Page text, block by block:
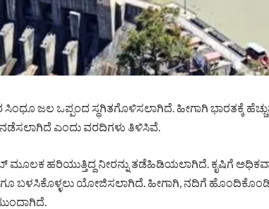
ಜಲ ಒಪ್ಪಂದ ಸ್ಥಗಿತಗೊಳಿಸಲಾಗಿದೆ. ಹೀಗಾಗಿ ಭಾರತಕ್ಕೆ
ಎಂದು ವರದಿಗಳು ತಿಳಿಸಿವೆ.
ಹರಿಯುತ್ತಿದ್ದ ನೀರನ್ನು ತಡೆಹಿಡಿಯಲಾಗಿದೆ. ಕೃಷಿಗೆ
ಬಳಸಿಕೊಳ್ಳಲು ಯೋಜಿಸಲಾಗಿದೆ. ಹೀಗಾಗಿ, ನದಿಗೆ